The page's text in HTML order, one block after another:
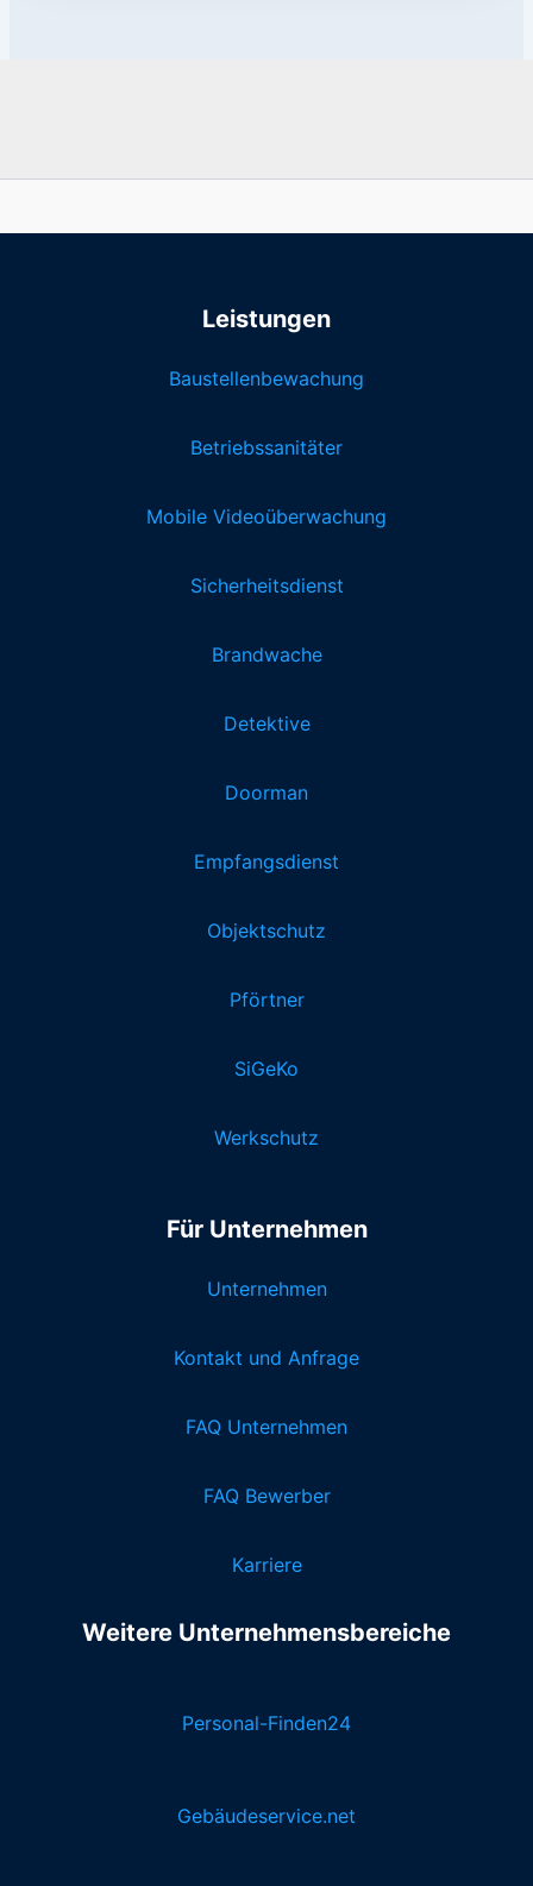
Leistungen
Baustellenbewachung
Betriebssanitäter
Mobile Videoüberwachung
Sicherheitsdienst
Brandwache
Detektive
Doorman
Empfangsdienst
Objektschutz
Pförtner
SiGeKo
Werkschutz
Für Unternehmen
Unternehmen
Kontakt und Anfrage
FAQ Unternehmen
FAQ Bewerber
Karriere
Weitere Unternehmensbereiche
Personal-Finden24
Gebäudeservice.net